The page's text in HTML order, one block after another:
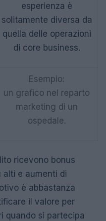
esperienza è
solitamente diversa da
quella delle operazioni
di core business.
Esempio:
un grafico nel reparto
marketing di un
ospedale.
ricevono bonus
alti e aumenti di
è abbastanza
il valore per
quando si partecipa